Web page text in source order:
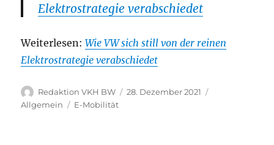
Elektrostrategie verabschiedet
Weiterlesen:Wie VW sich still von der reinen
Elektrostrategie verabschiedet
Autor
Redaktion VKH BW
Veröffentlicht
28. Dezember 2021
Allgemein
Schlagwörter
E-Mobilität